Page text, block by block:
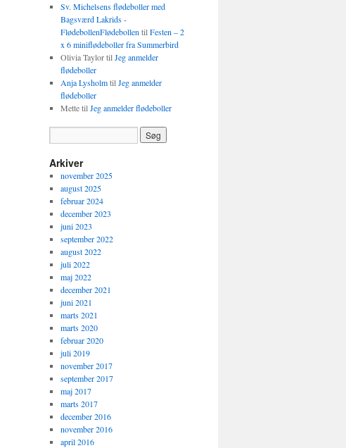
Sv. Michelsens flødeboller med
Bagsværd Lakrids -
FlødebollenFlødebollen tilFesten – 2
x 6 miniflødeboller fra Summerbird
Olivia TaylortilJeg anmelder
flødeboller
Anja LysholmtilJeg anmelder
flødeboller
MettetilJeg anmelder flødeboller
Arkiver
november 2025
august 2025
februar 2024
december 2023
juni 2023
september 2022
august 2022
juli 2022
maj 2022
december 2021
juni 2021
marts 2021
marts 2020
februar 2020
juli 2019
november 2017
september 2017
maj 2017
marts 2017
december 2016
november 2016
april 2016